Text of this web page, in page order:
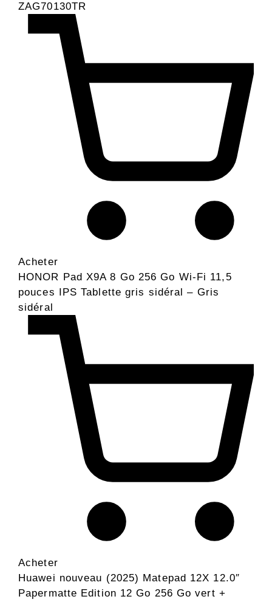
ZAG70130TR
Acheter
HONOR Pad X9A 8 Go 256 Go Wi-Fi 11,5
pouces IPS Tablette gris sidéral – Gris
sidéral
Acheter
Huawei nouveau (2025) Matepad 12X 12.0″
Papermatte Edition 12 Go 256 Go vert +